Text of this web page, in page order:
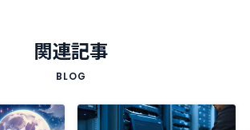
関連記事
BLOG